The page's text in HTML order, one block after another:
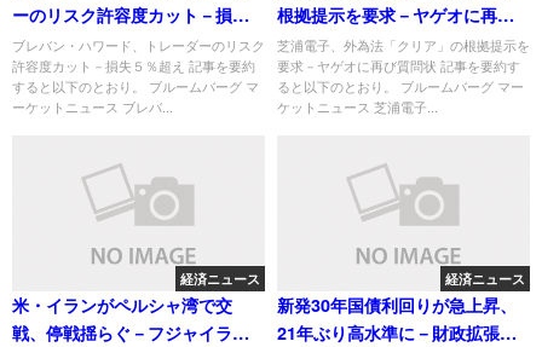
ーのリスク許容度カット－損失
５％超え
ブレバン・ハワード、トレーダーのリスク
許容度カット－損失５％超え 記事を要約
すると以下のとおり。 ブルームバーグ マ
ーケットニュース ブレバ...
根拠提示を要求－ヤゲオに再び
質問状
芝浦電子、外為法「クリア」の根拠提示を
要求－ヤゲオに再び質問状 記事を要約す
ると以下のとおり。 ブルームバーグ マー
ケットニュース 芝浦電子...
経済ニュース
米・イランがペルシャ湾で交
戦、停戦揺らぐ－フジャイラで
経済ニュース
新発30年国債利回りが急上昇、
21年ぶり高水準に－財政拡張を